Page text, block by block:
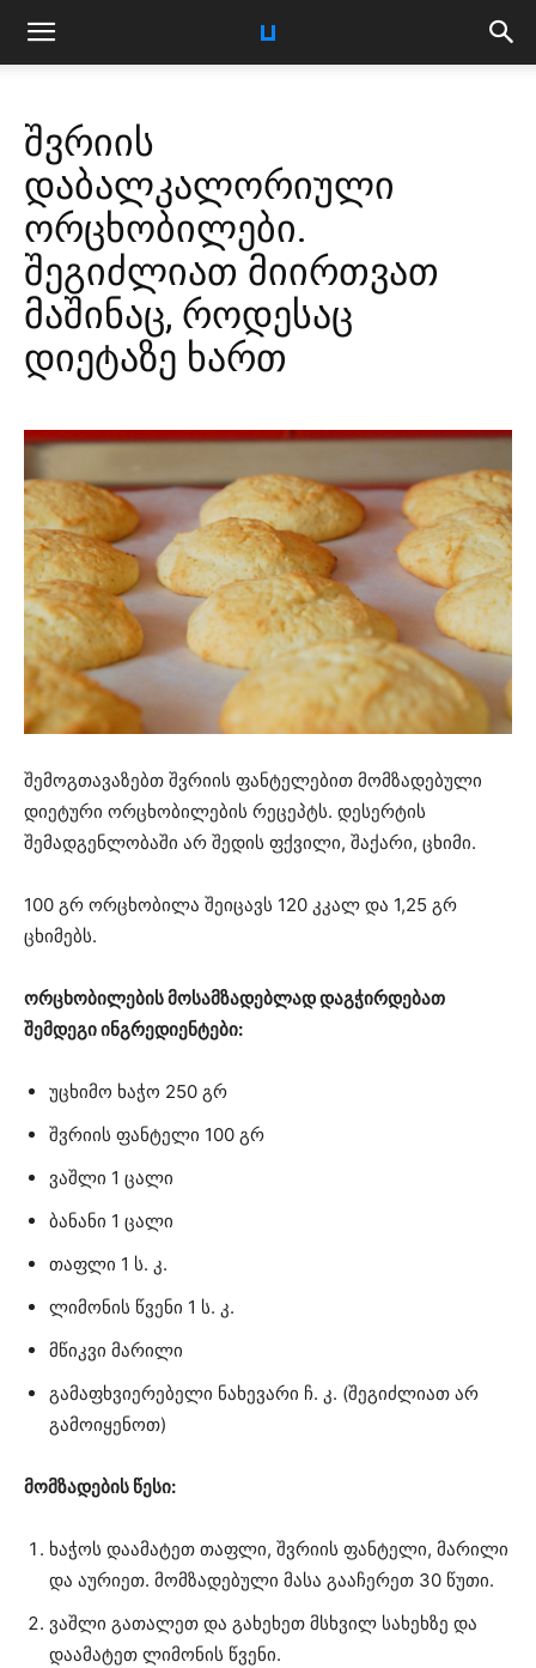
შვრიის
დაბალკალორიული
ორცხობილები.
შეგიძლიათ მიირთვათ
მაშინაც, როდესაც
დიეტაზე ხართ
შემოგთავაზებთ შვრიის ფანტელებით მომზადებული
დიეტური ორცხობილების რეცეპტს. დესერტის
შემადგენლობაში არ შედის ფქვილი, შაქარი, ცხიმი.
100 გრ ორცხობილა შეიცავს 120 კკალ და 1,25 გრ
ცხიმებს.
ორცხობილების მოსამზადებლად დაგჭირდებათ
შემდეგი ინგრედიენტები:
უცხიმო ხაჭო 250 გრ
შვრიის ფანტელი 100 გრ
ვაშლი 1 ცალი
ბანანი 1 ცალი
თაფლი 1 ს. კ.
ლიმონის წვენი 1 ს. კ.
მწიკვი მარილი
გამაფხვიერებელი ნახევარი ჩ. კ. (შეგიძლიათ არ
გამოიყენოთ)
მომზადების წესი:
ხაჭოს დაამატეთ თაფლი, შვრიის ფანტელი, მარილი
და აურიეთ. მომზადებული მასა გააჩერეთ 30 წუთი.
ვაშლი გათალეთ და გახეხეთ მსხვილ სახეხზე და
დაამატეთ ლიმონის წვენი.